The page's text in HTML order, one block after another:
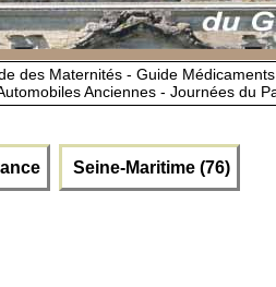
des Maternités - Guide
Anciennes - Journées du
Seine-Maritime (76)